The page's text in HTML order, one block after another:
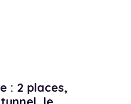
: 2 places,